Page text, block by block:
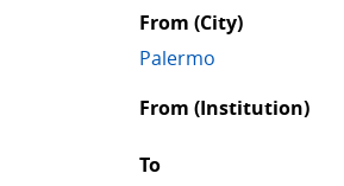
From (City)
Palermo
From (Institution)
To